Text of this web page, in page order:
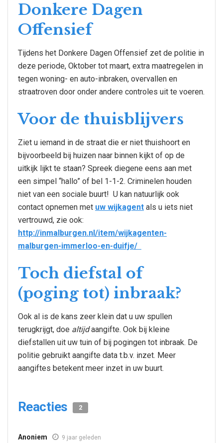
Donkere Dagen
Offensief
Tijdens het Donkere Dagen Offensief zet de politie in
deze periode, Oktober tot maart, extra maatregelen in
tegen woning- en auto-inbraken, overvallen en
straatroven door onder andere controles uit te voeren.
Voor de thuisblijvers
Ziet u iemand in de straat die er niet thuishoort en
bijvoorbeeld bij huizen naar binnen kijkt of op de
uitkijk lijkt te staan? Spreek diegene eens aan met
een simpel “hallo” of bel 1-1-2. Criminelen houden
niet van een sociale buurt! U kan natuurlijk ook
contact opnemen met uw wijkagent als u iets niet
vertrouwd, zie ook:
http://inmalburgen.nl/item/wijkagenten-
malburgen-immerloo-en-duifje/
Toch diefstal of
(poging tot) inbraak?
Ook al is de kans zeer klein dat u uw spullen
terugkrijgt, doe altijdaangifte. Ook bij kleine
diefstallen uit uw tuin of bij pogingen tot inbraak. De
politie gebruikt aangifte data t.b.v. inzet. Meer
aangiftes betekent meer inzet in uw buurt.
Reacties 2
Anoniem 9 jaar geleden